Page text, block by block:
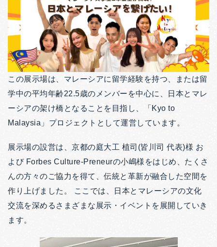
この展示場は、マレーシアに留学経験を持つ、または留
学中の平均年齢22.5歳のメンバーを中心に、日本とマレ
ーシアの架け橋となることを目指し、「Kyo to
Malaysia」プロジェクトとして運営しています。
展示場の設営は、京都の庭大工 植司(皆川司 代表)様 お
よび Forbes Culture-Preneurの小嶋様をはじめ、たくさ
んの方々のご協力を得て、伝統と革新が融合した空間を
作り上げました。 ここでは、日本とマレーシアの文化
交流を深めるさまざまな展示・イベントを展開していき
ます。